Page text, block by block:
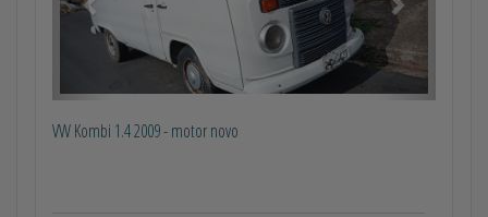
VW Kombi 1.4 2009 - motor novo